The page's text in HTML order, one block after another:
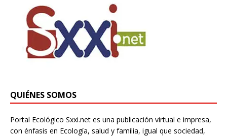
QUIÉNES SOMOS
Portal Ecológico Sxxi.net es una publicación virtual e impresa,
con énfasis en Ecología, salud y familia, igual que sociedad,